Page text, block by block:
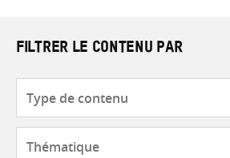
FILTRER LE CONTENU PAR
contenu